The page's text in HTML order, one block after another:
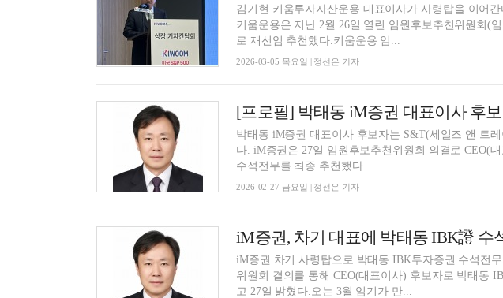
김기현 키움투자자산운용 대표이사가 사령탑을 이어
키움운용은 지난 2월 26일 열린 임원후보추천위원회(
로 재선임 추천했다.키움운용 임...
2026-03-05 목요일 | 정선은 기자
박태동 iM증권 대표이사 후보자는 S&T(세일즈 앤 트
다. iM증권은 27일 임원후보추천위원회 의결로 CEO(
수석전무를 최종 추천했다...
2026-02-27 금요일 | 정선은 기자
iM증권, 차기 대표에 박태동 IBK證 수
iM증권 차기 사령탑으로 박태동 IBK투자증권 수석전
위원회 결의를 통해 CEO(대표이사) 후보자로 박태동
고 27일 밝혔다.오는 3월 임기가 만...